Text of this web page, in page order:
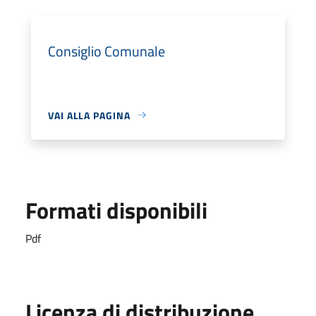
Consiglio Comunale
VAI ALLA PAGINA
Formati disponibili
Pdf